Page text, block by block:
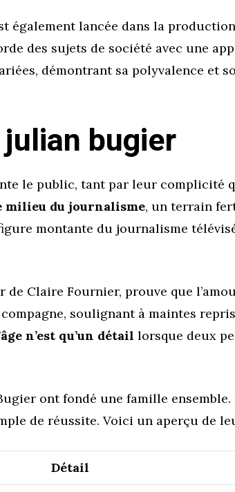
également lancée dans la
des sujets de société avec une
démontrant sa polyvalence et
bugier
le public, tant par leur complicité
milieu du journalisme, un terrain
montante du journalisme
Claire Fournier, prouve que
soulignant à maintes
n’est qu’un détail lorsque deux
ont fondé une famille
de réussite. Voici un aperçu de
Détail